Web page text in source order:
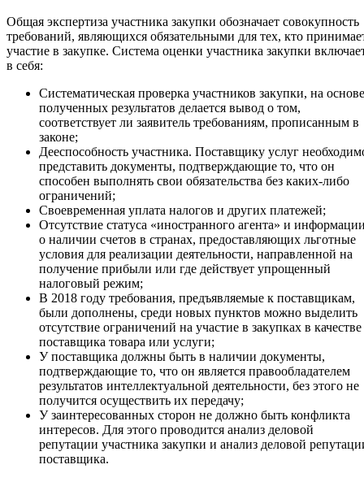
Общая экспертиза участника закупки обозначает совокупность
требований, являющихся обязательными для тех, кто
участие в закупке. Система оценки участника закупки
в себя:
Систематическая проверка участников закупки, на основе
полученных результатов делается вывод о том,
соответствует ли заявитель требованиям, прописанным в
законе;
Дееспособность участника. Поставщику услуг
представить документы, подтверждающие то, что он
способен выполнять свои обязательства без каких-либо
ограничений;
Своевременная уплата налогов и других платежей;
Отсутствие статуса «иностранного агента» и
о наличии счетов в странах, предоставляющих льготные
условия для реализации деятельности, направленной на
получение прибыли или где действует упрощенный
налоговый режим;
В 2018 году требования, предъявляемые к поставщикам,
были дополнены, среди новых пунктов можно выделить
отсутствие ограничений на участие в закупках в качестве
поставщика товара или услуги;
У поставщика должны быть в наличии документы,
подтверждающие то, что он является правообладателем
результатов интеллектуальной деятельности, без этого не
получится осуществить их передачу;
У заинтересованных сторон не должно быть конфликта
интересов. Для этого проводится анализ деловой
репутации участника закупки и анализ деловой
поставщика.